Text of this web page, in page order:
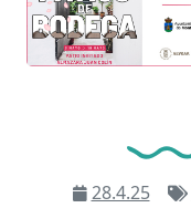
28.4.25